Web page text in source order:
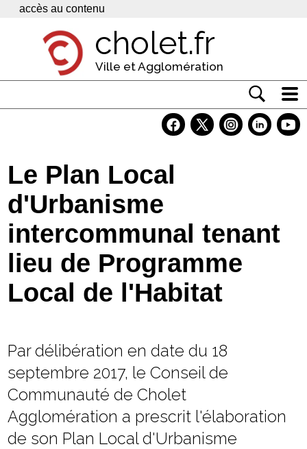
Panneau de gestion des cookies
accès au contenu
cholet.fr
Ville et Agglomération
Economie
Services
Contacts
Le Plan Local
d'Urbanisme
intercommunal tenant
lieu de Programme
Local de l'Habitat
Par délibération en date du 18
septembre 2017, le Conseil de
Communauté de Cholet
Agglomération a prescrit l'élaboration
de son Plan Local d'Urbanisme